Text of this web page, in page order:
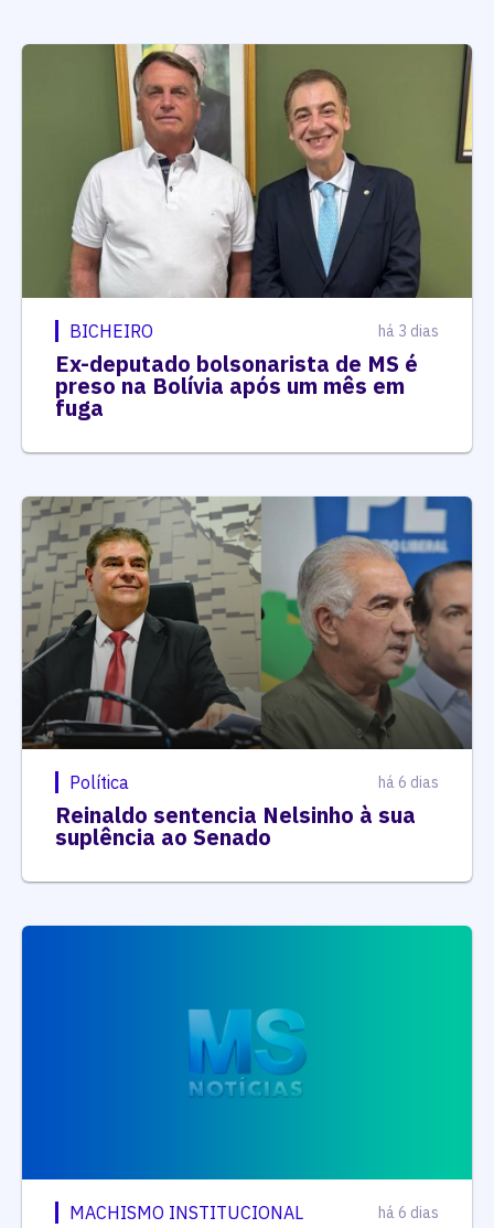
BICHEIRO há 3 dias
Ex-deputado bolsonarista de MS é
preso na Bolívia após um mês em
fuga
Política há 6 dias
Reinaldo sentencia Nelsinho à sua
suplência ao Senado
MACHISMO INSTITUCIONAL há 6 dias